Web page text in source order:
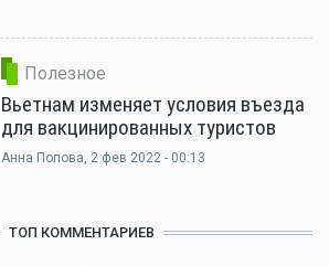
Полезное
Вьетнам изменяет условия въезда
для вакцинированных туристов
Анна Попова, 2 фев 2022 - 00:13
ТОП КОММЕНТАРИЕВ